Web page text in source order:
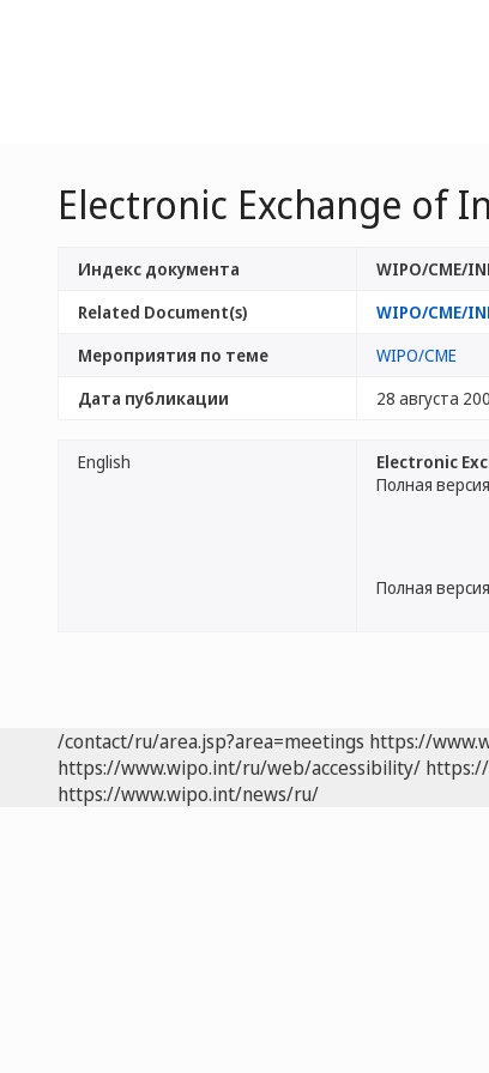
Electronic Exchange of
Индекс документа
WIPO/CME/
Related Document(s)
WIPO/CME/
Мероприятия по теме
WIPO/CME
Дата публикации
28 августа
English
Electronic
Полная
Полная
/contact/ru/area.jsp?area=meetings https://
https://www.wipo.int/ru/web/accessibility/
https://www.wipo.int/news/ru/